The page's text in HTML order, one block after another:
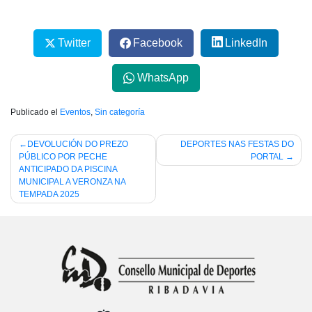
Twitter Facebook LinkedIn
WhatsApp
Publicado el Eventos, Sin categoría
Navegación
de
entradas
DEVOLUCIÓN DO PREZO
PÚBLICO POR PECHE
ANTICIPADO DA PISCINA
MUNICIPAL A VERONZA NA
TEMPADA 2025
DEPORTES NAS FESTAS DO
PORTAL